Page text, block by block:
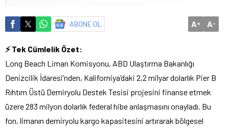
ABONE OL A+ A-
⚡ Tek Cümlelik Özet:
Long Beach Liman Komisyonu, ABD Ulaştırma Bakanlığı
Denizcilik İdaresi’nden, Kaliforniya’daki 2,2 milyar dolarlık Pier B
Rıhtım Üstü Demiryolu Destek Tesisi projesini finanse etmek
üzere 283 milyon dolarlık federal hibe anlaşmasını onayladı. Bu
fon, limanın demiryolu kargo kapasitesini artırarak bölgesel